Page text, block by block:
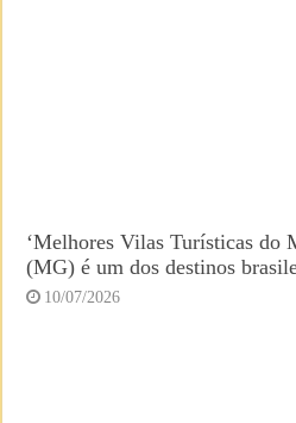
‘Melhores Vilas Turísticas do
(MG) é um dos destinos
10/07/2026